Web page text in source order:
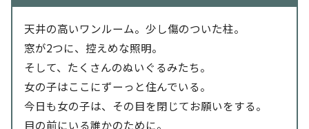
天井の高いワンルーム。少し傷のついた柱。
窓が2つに、控えめな照明。
そして、たくさんのぬいぐるみたち。
女の子はここにずーっと住んでいる。
今日も女の子は、その目を閉じてお願いをする。
目の前にいる誰かのために。